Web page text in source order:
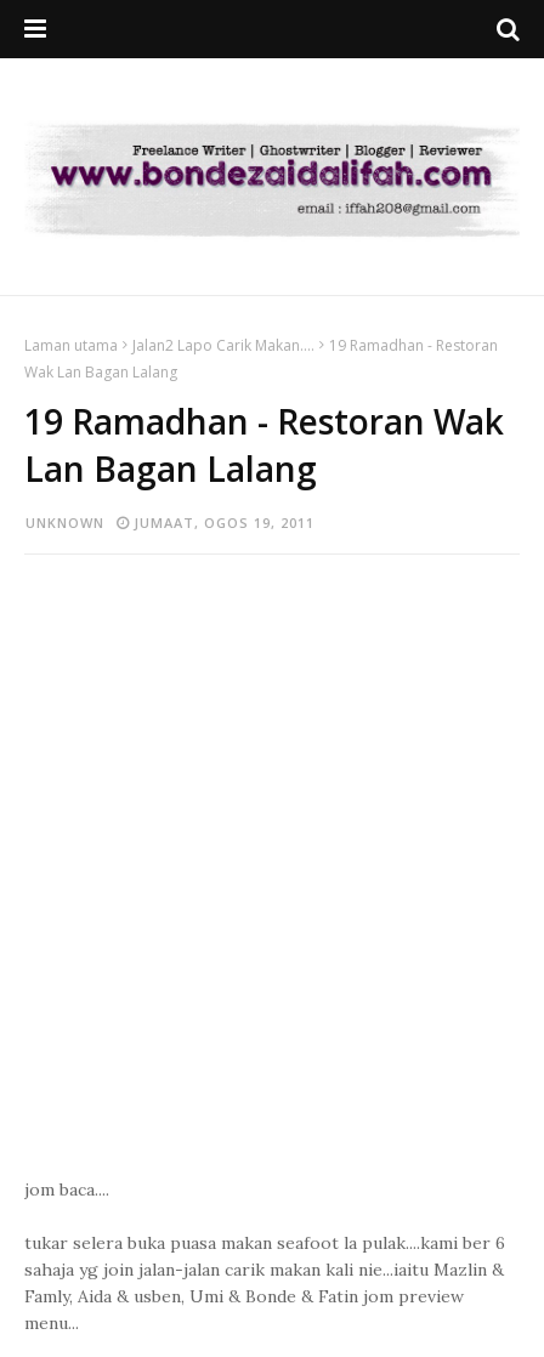
Laman utama Jalan2 Lapo Carik Makan....
19 Ramadhan - Restoran
Wak Lan Bagan Lalang
19 Ramadhan - Restoran Wak
Lan Bagan Lalang
UNKNOWN JUMAAT, OGOS 19, 2011
jom baca....
tukar selera buka puasa makan seafoot la pulak....kami ber 6
sahaja yg join jalan-jalan carik makan kali nie...iaitu Mazlin &
Famly, Aida & usben, Umi & Bonde & Fatin jom preview
menu...